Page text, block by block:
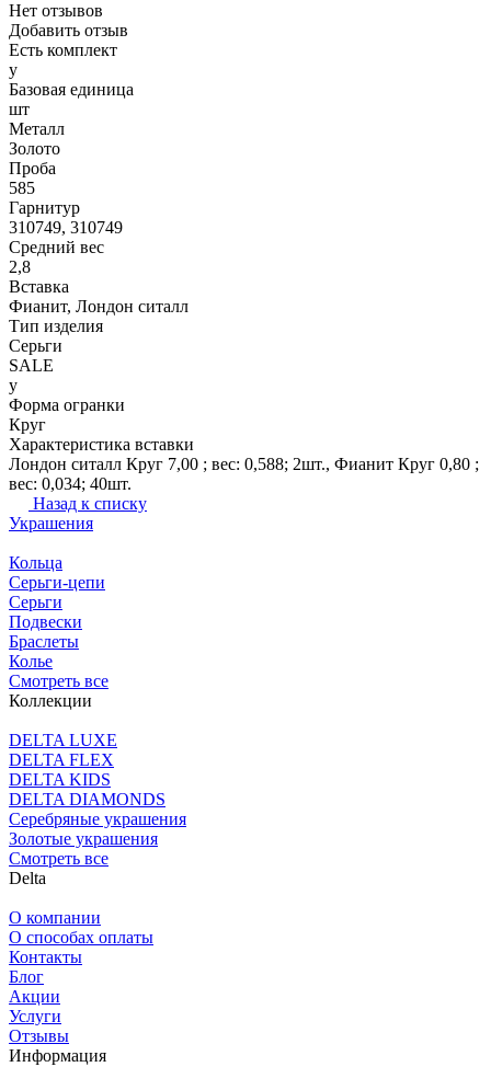
Нет отзывов
Добавить отзыв
Есть комплект
y
Базовая единица
шт
Металл
Золото
Проба
585
Гарнитур
310749, 310749
Средний вес
2,8
Вставка
Фианит, Лондон ситалл
Тип изделия
Серьги
SALE
y
Форма огранки
Круг
Характеристика вставки
Лондон ситалл Круг 7,00 ; вес: 0,588; 2шт., Фианит Круг 0,80 ;
вес: 0,034; 40шт.
Назад к списку
Украшения
Кольца
Серьги-цепи
Серьги
Подвески
Браслеты
Колье
Смотреть все
Коллекции
DELTA LUXE
DELTA FLEX
DELTA KIDS
DELTA DIAMONDS
Серебряные украшения
Золотые украшения
Смотреть все
Delta
О компании
О способах оплаты
Контакты
Блог
Акции
Услуги
Отзывы
Информация